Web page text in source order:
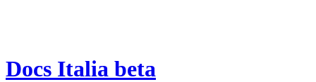
Docs Italia beta